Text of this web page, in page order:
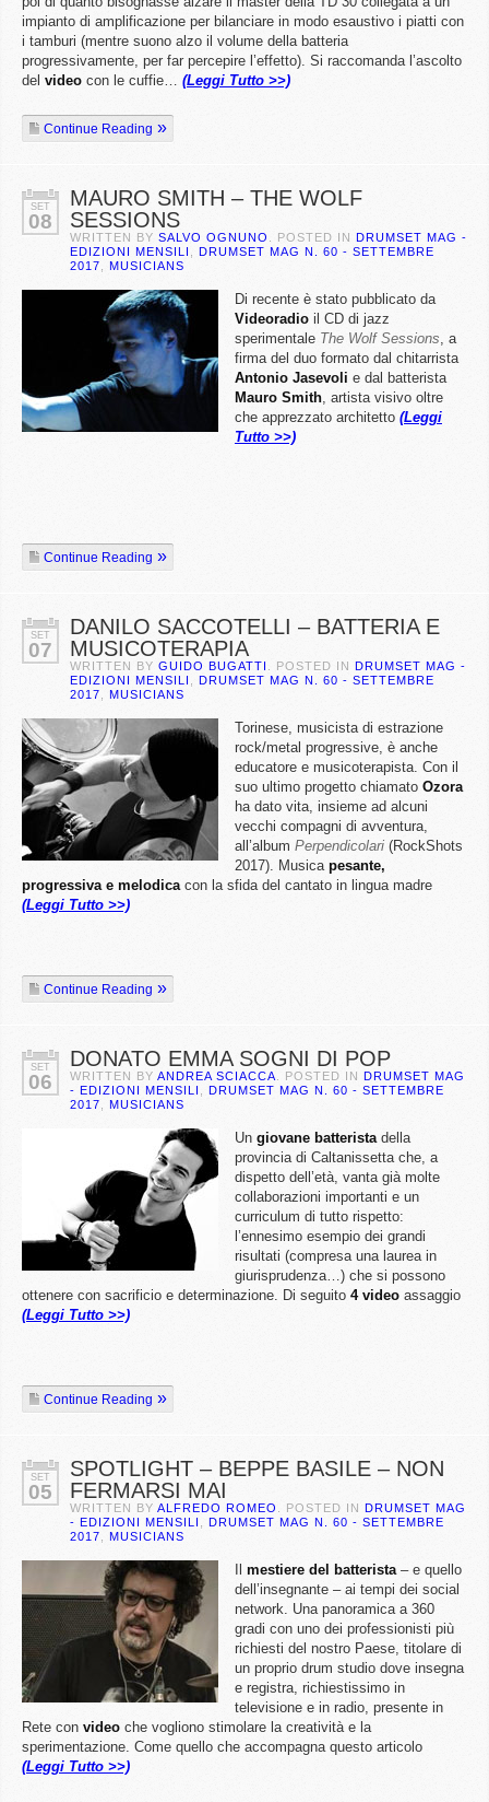
impianto di amplificazione per bilanciare in modo esaustivo i piatti con
i tamburi (mentre suono alzo il volume della batteria
progressivamente, per far percepire l’effetto). Si raccomanda l’ascolto
del video con le cuffie… (Leggi Tutto >>)
Continue Reading
SET
08
MAURO SMITH – THE WOLF
SESSIONS
WRITTEN BY SALVO OGNUNO . POSTED IN DRUMSET MAG -
EDIZIONI MENSILI
DRUMSET MAG N. 60 - SETTEMBRE
2017
MUSICIANS
Di recente è stato pubblicato da
Videoradio il CD di jazz
sperimentale The Wolf Sessions, a
firma del duo formato dal chitarrista
Antonio Jasevoli e dal batterista
Mauro Smith, artista visivo oltre
che apprezzato architetto (Leggi
Tutto >>)
Continue Reading
SET
07
DANILO SACCOTELLI – BATTERIA E
MUSICOTERAPIA
WRITTEN BY GUIDO BUGATTI . POSTED IN DRUMSET MAG -
EDIZIONI MENSILI
DRUMSET MAG N. 60 - SETTEMBRE
2017
MUSICIANS
Torinese, musicista di estrazione
rock/metal progressive, è anche
educatore e musicoterapista. Con il
suo ultimo progetto chiamato Ozora
ha dato vita, insieme ad alcuni
vecchi compagni di avventura,
all’album Perpendicolari (RockShots
2017). Musica pesante,
progressiva e melodicacon la sfida del cantato in lingua madre
(Leggi Tutto >>)
Continue Reading
SET
06
DONATO EMMA SOGNI DI POP
WRITTEN BY ANDREA SCIACCA . POSTED IN DRUMSET MAG
- EDIZIONI MENSILI
DRUMSET MAG N. 60 - SETTEMBRE
2017
MUSICIANS
Un giovane batteristadella
provincia di Caltanissetta che, a
dispetto dell’età, vanta già molte
collaborazioni importanti e un
curriculum di tutto rispetto:
l’ennesimo esempio dei grandi
risultati (compresa una laurea in
giurisprudenza…) che si possono
ottenere con sacrificio e determinazione. Di seguito 4 video assaggio
(Leggi Tutto >>)
Continue Reading
SET
05
SPOTLIGHT – BEPPE BASILE – NON
FERMARSI MAI
WRITTEN BY ALFREDO ROMEO . POSTED IN DRUMSET MAG
- EDIZIONI MENSILI
DRUMSET MAG N. 60 - SETTEMBRE
2017
MUSICIANS
mestiere del batterista– e quello
dell’insegnante – ai tempi dei social
network. Una panoramica a 360
gradi con uno dei professionisti più
richiesti del nostro Paese, titolare di
un proprio drum studio dove insegna
e registra, richiestissimo in
televisione e in radio, presente in
Rete con video che vogliono stimolare la creatività e la
sperimentazione. Come quello che accompagna questo articolo
(Leggi Tutto >>)